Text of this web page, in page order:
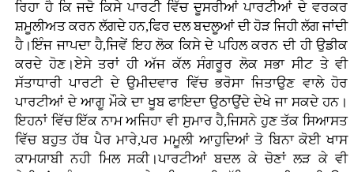
ਰਿਹਾ ਹੈ ਕਿ ਜਦੋ ਕਿਸੇ ਪਾਰਟੀ ਵਿੱਚ ਦੂਸਰੀਆਂ ਪਾਰਟੀਆਂ ਦੇ ਵਰਕਰ
ਸ਼ਮੂਲੀਅਤ ਕਰਨ ਲੱਗਦੇ ਹਨ,ਫਿਰ ਦਲ ਬਦਲੂਆਂ ਦੀ ਹੋੜ ਜਿਹੀ ਲੱਗ ਜਾਂਦੀ
ਹੈ।ਇੰਜ ਜਾਪਦਾ ਹੈ,ਜਿਵੇਂ ਇਹ ਲੋਕ ਕਿਸੇ ਦੇ ਪਹਿਲ ਕਰਨ ਦੀ ਹੀ ਉਡੀਕ
ਕਰਦੇ ਹੋਣ।ਏਸੇ ਤਰਾਂ ਹੀ ਅੱਜ ਕੱਲ ਸੰਗਰੂਰ ਲੋਕ ਸਭਾ ਸੀਟ ਤੇ ਵੀ
ਸੱਤਾਧਾਰੀ ਪਾਰਟੀ ਦੇ ਉਮੀਦਵਾਰ ਵਿੱਚ ਭਰੋਸਾ ਜਿਤਾਉਣ ਵਾਲੇ ਹੋਰ
ਪਾਰਟੀਆਂ ਦੇ ਆਗੂ ਮੌਕੇ ਦਾ ਖੂਬ ਫਾਇਦਾ ਉਠਾਉਂਦੇ ਦੇਖੇ ਜਾ ਸਕਦੇ ਹਨ।
ਇਹਨਾਂ ਵਿੱਚ ਇੱਕ ਨਾਮ ਅਜਿਹਾ ਵੀ ਸੁਮਾਰ ਹੈ,ਜਿਸਨੇ ਹੁਣ ਤੱਕ ਸਿਆਸਤ
ਵਿੱਚ ਬਹੁਤ ਹੱਥ ਪੈਰ ਮਾਰੇ,ਪਰ ਮਮੂਲੀ ਆਹੁਦਿਆਂ ਤੋ ਬਿਨਾ ਕੋਈ ਖਾਸ
ਕਾਮਯਾਬੀ ਨਹੀ ਮਿਲ ਸਕੀ।ਪਾਰਟੀਆਂ ਬਦਲ ਕੇ ਚੋਣਾਂ ਲੜ ਕੇ ਵੀ